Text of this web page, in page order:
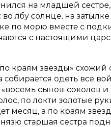
на младшей
лбу солнце, на
по морю вместе с
с настоящими
краям звезды» схожий
одеть все
сынов-соколов и
по локти золотые
месяц, а по краям
старшая сестра